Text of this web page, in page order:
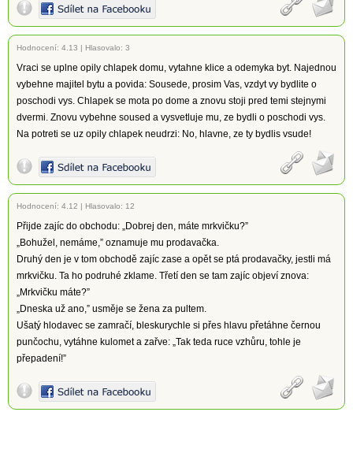
Hodnocení: 4.13 | Hlasovalo: 3
Vraci se uplne opily chlapek domu, vytahne klice a odemyka byt. Najednou
vybehne majitel bytu a povida: Sousede, prosim Vas, vzdyt vy bydlite o
poschodi vys. Chlapek se mota po dome a znovu stoji pred temi stejnymi
dvermi. Znovu vybehne soused a vysvetluje mu, ze bydli o poschodi vys.
Na potreti se uz opily chlapek neudrzi: No, hlavne, ze ty bydlis vsude!
Hodnocení: 4.12 | Hlasovalo: 12
Přijde zajíc do obchodu: „Dobrej den, máte mrkvičku?”
„Bohužel, nemáme,” oznamuje mu prodavačka.
Druhý den je v tom obchodě zajíc zase a opět se ptá prodavačky, jestli má
mrkvičku. Ta ho podruhé zklame. Třetí den se tam zajíc objeví znova:
„Mrkvičku máte?”
„Dneska už ano,” usměje se žena za pultem.
Ušatý hlodavec se zamračí, bleskurychle si přes hlavu přetáhne černou
punčochu, vytáhne kulomet a zařve: „Tak teda ruce vzhůru, tohle je
přepadení!”